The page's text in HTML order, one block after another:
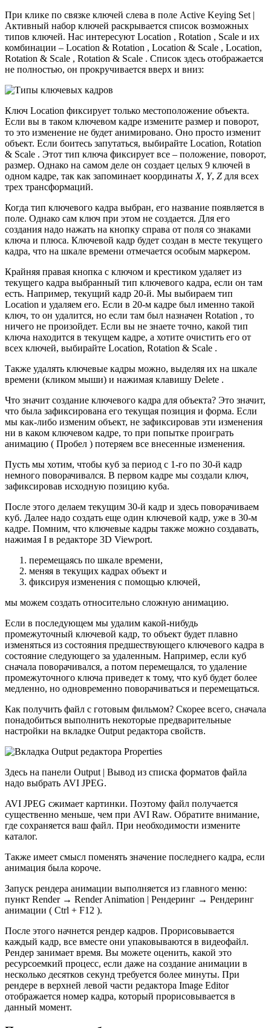
При клике по связке ключей слева в поле Active Keying Set |
Активный набор ключей раскрывается список возможных
типов ключей. Нас интересуют Location , Rotation , Scale и их
комбинации – Location & Rotation , Location & Scale , Location,
Rotation & Scale , Rotation & Scale . Список здесь отображается
не полностью, он прокручивается вверх и вниз:
Ключ Location фиксирует только местоположение объекта.
Если вы в таком ключевом кадре измените размер и поворот,
то это изменение не будет анимировано. Оно просто изменит
объект. Если боитесь запутаться, выбирайте Location, Rotation
& Scale . Этот тип ключа фиксирует все – положение, поворот,
размер. Однако на самом деле он создает целых 9 ключей в
одном кадре, так как запоминает координаты X, Y, Z для всех
трех трансформаций.
Когда тип ключевого кадра выбран, его название появляется в
поле. Однако сам ключ при этом не создается. Для его
создания надо нажать на кнопку справа от поля со знаками
ключа и плюса. Ключевой кадр будет создан в месте текущего
кадра, что на шкале времени отмечается особым маркером.
Крайняя правая кнопка с ключом и крестиком удаляет из
текущего кадра выбранный тип ключевого кадра, если он там
есть. Например, текущий кадр 20-й. Мы выбираем тип
Location и удаляем его. Если в 20-м кадре был именно такой
ключ, то он удалится, но если там был назначен Rotation , то
ничего не произойдет. Если вы не знаете точно, какой тип
ключа находится в текущем кадре, а хотите очистить его от
всех ключей, выбирайте Location, Rotation & Scale .
Также удалять ключевые кадры можно, выделяя их на шкале
времени (кликом мыши) и нажимая клавишу Delete .
Что значит создание ключевого кадра для объекта? Это значит,
что была зафиксирована его текущая позиция и форма. Если
мы как-либо изменим объект, не зафиксировав эти изменения
ни в каком ключевом кадре, то при попытке проиграть
анимацию ( Пробел ) потеряем все внесенные изменения.
Пусть мы хотим, чтобы куб за период с 1-го по 30-й кадр
немного поворачивался. В первом кадре мы создали ключ,
зафиксировав исходную позицию куба.
После этого делаем текущим 30-й кадр и здесь поворачиваем
куб. Далее надо создать еще один ключевой кадр, уже в 30-м
кадре. Помним, что ключевые кадры также можно создавать,
нажимая I в редакторе 3D Viewport.
перемещаясь по шкале времени,
меняя в текущих кадрах объект и
фиксируя изменения с помощью ключей,
мы можем создать относительно сложную анимацию.
Если в последующем мы удалим какой-нибудь
промежуточный ключевой кадр, то объект будет плавно
изменяться из состояния предшествующего ключевого кадра в
состояние следующего за удаленным. Например, если куб
сначала поворачивался, а потом перемещался, то удаление
промежуточного ключа приведет к тому, что куб будет более
медленно, но одновременно поворачиваться и перемещаться.
Как получить файл с готовым фильмом? Скорее всего, сначала
понадобиться выполнить некоторые предварительные
настройки на вкладке Output редактора свойств.
Здесь на панели Output | Вывод из списка форматов файла
надо выбрать AVI JPEG.
AVI JPEG сжимает картинки. Поэтому файл получается
существенно меньше, чем при AVI Raw. Обратите внимание,
где сохраняется ваш файл. При необходимости измените
каталог.
Также имеет смысл поменять значение последнего кадра, если
анимация была короче.
Запуск рендера анимации выполняется из главного меню:
пункт Render → Render Animation | Рендеринг → Рендеринг
анимации ( Ctrl + F12 ).
После этого начнется рендер кадров. Прорисовывается
каждый кадр, все вместе они упаковываются в видеофайл.
Рендер занимает время. Вы можете оценить, какой это
ресурсоемкий процесс, если даже на создание анимации в
несколько десятков секунд требуется более минуты. При
рендере в верхней левой части редактора Image Editor
отображается номер кадра, который прорисовывается в
данный момент.